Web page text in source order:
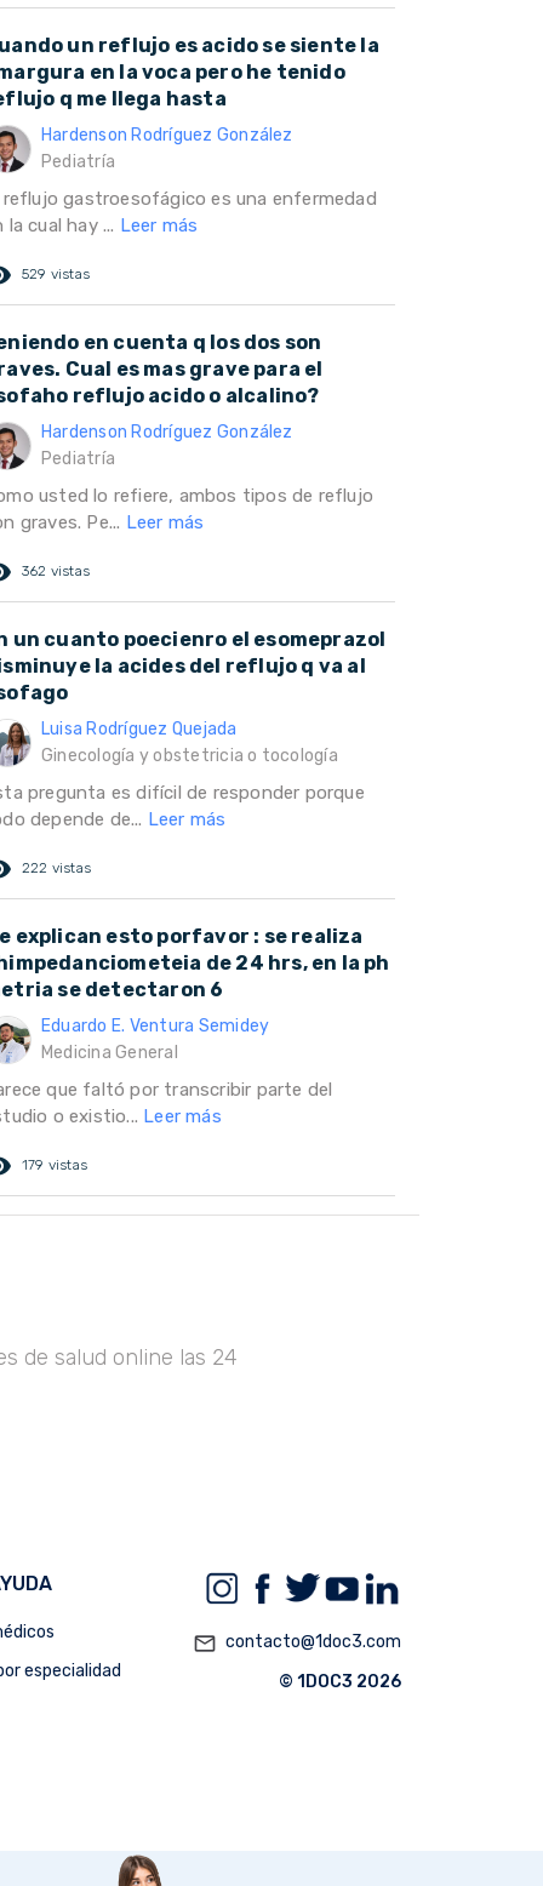
un reflujo es acido se siente la
en la voca pero he tenido
q me llega hasta
Hardenson Rodríguez González
Pediatría
reflujo gastroesofágico es una enfermedad
la cual hay ... Leer más
529 vistas
en cuenta q los dos son
Cual es mas grave para el
reflujo acido o alcalino?
Hardenson Rodríguez González
Pediatría
usted lo refiere, ambos tipos de reflujo
graves. Pe... Leer más
362 vistas
un cuanto poecienro el esomeprazol
la acides del reflujo q va al
Luisa Rodríguez Quejada
Ginecología y obstetricia o tocología
pregunta es difícil de responder porque
depende de... Leer más
222 vistas
explican esto porfavor : se realiza
de 24 hrs, en la ph
se detectaron 6
Eduardo E. Ventura Semidey
Medicina General
que faltó por transcribir parte del
o existio... Leer más
179 vistas
de salud online las 24
especialidad
mail_outline contacto@1doc3.com
© 1DOC3 2026